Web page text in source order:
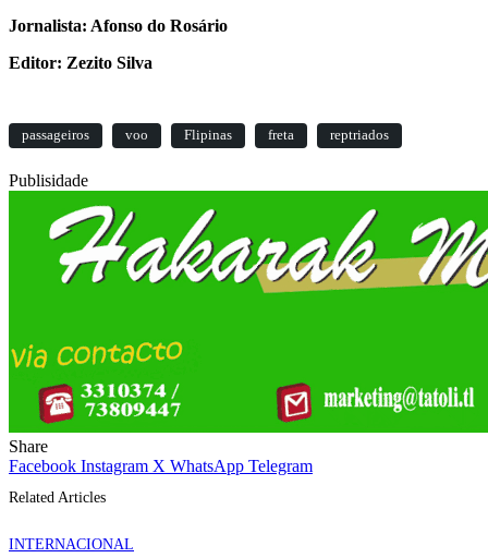
Jornalista: Afonso do Rosário
Editor: Zezito Silva
passageiros voo Flipinas freta reptriados
Publisidade
Share
Facebook Instagram X WhatsApp Telegram
Related Articles
INTERNACIONAL